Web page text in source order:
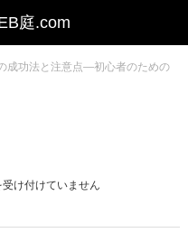
成功法と注意点—初心者のための
受け付けていません